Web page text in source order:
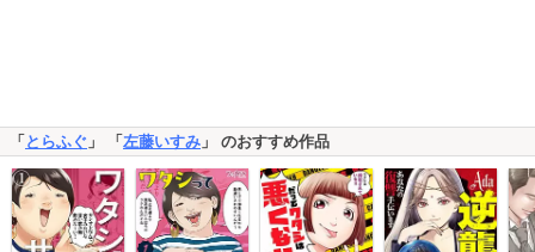
「 とらふぐ 」 「 左藤いすみ 」 のおすすめ作品